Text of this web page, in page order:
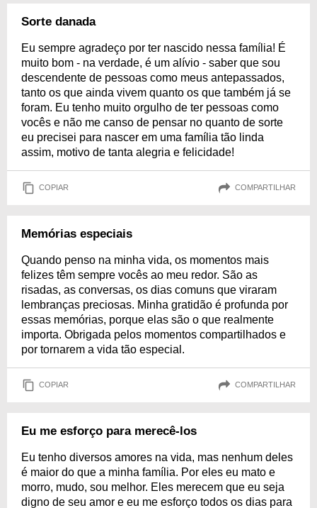
Sorte danada
Eu sempre agradeço por ter nascido nessa família! É
muito bom - na verdade, é um alívio - saber que sou
descendente de pessoas como meus antepassados,
tanto os que ainda vivem quanto os que também já se
foram. Eu tenho muito orgulho de ter pessoas como
vocês e não me canso de pensar no quanto de sorte
eu precisei para nascer em uma família tão linda
assim, motivo de tanta alegria e felicidade!
COPIAR COMPARTILHAR
Memórias especiais
Quando penso na minha vida, os momentos mais
felizes têm sempre vocês ao meu redor. São as
risadas, as conversas, os dias comuns que viraram
lembranças preciosas. Minha gratidão é profunda por
essas memórias, porque elas são o que realmente
importa. Obrigada pelos momentos compartilhados e
por tornarem a vida tão especial.
COPIAR COMPARTILHAR
Eu me esforço para merecê-los
Eu tenho diversos amores na vida, mas nenhum deles
é maior do que a minha família. Por eles eu mato e
morro, mudo, sou melhor. Eles merecem que eu seja
digno de seu amor e eu me esforço todos os dias para